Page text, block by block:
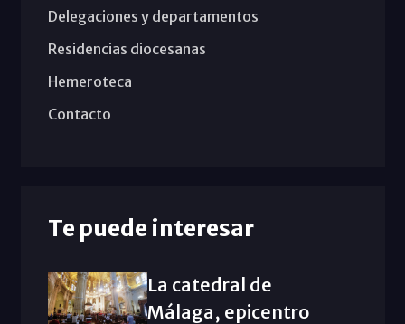
Delegaciones y departamentos
Residencias diocesanas
Hemeroteca
Contacto
Te puede interesar
La catedral de
Málaga, epicentro